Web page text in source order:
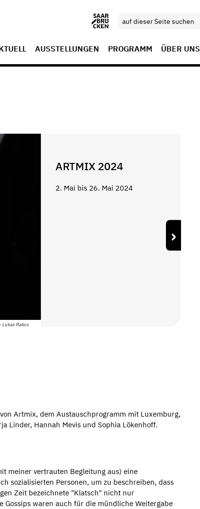
AUSSTELLUNGEN PROGRAMM ÜBER UNS
Ratius
ARTMIX 2024
2. Mai bis 26. Mai 2024
›
Artmix, dem Austauschprogramm mit Luxemburg,
Linder, Hannah Mevis und Sophia Lökenhoff.
meiner vertrauten Begleitung aus) eine
sozialisierten Personen, um zu beschreiben, dass
Zeit bezeichnete "Klatsch" nicht nur
Gossips waren auch für die mündliche Weitergabe